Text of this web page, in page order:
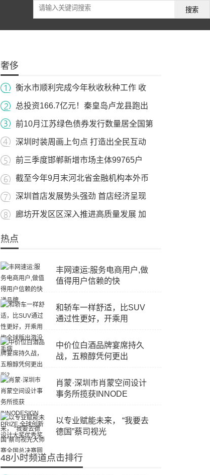
搜索
奢侈
衡水市顺利完成今年秋收秋种工作 收
总投资166.7亿元！秦皇岛卢龙县跑出
前10月江苏绿色债券发行数量居全国第
深圳时装周画上句点 打造出全民互动
前三季度邯郸新增市场主体99765户
截至今年9月末河北省金融机构本外币
深圳首店发展势头强劲 首店经济呈现
廊坊开发区区深入推进高质量发展 加
热点
丰网速运:服务电商用户,做
值得用户信赖的快
和轿车一样舒适，比SUV
通过性更好，开乘用
中价位白酒品牌宴席持久
战，五粮醇凭何更出
肖蒙·深圳市肖蒙空间设计
事务所揽获INNODE
以专业赋能未来， “我要去
德国”蔡司视光
48小时频道点击排行